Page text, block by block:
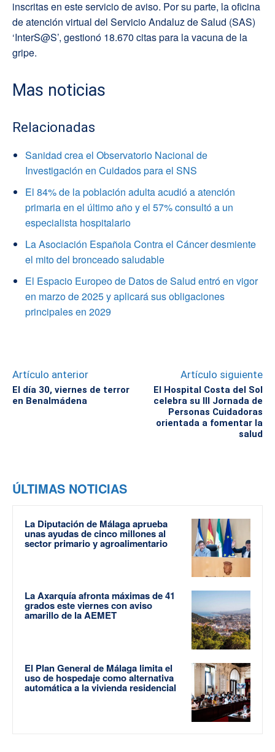
inscritas en este servicio de aviso. Por su parte, la oficina
de atención virtual del Servicio Andaluz de Salud (SAS)
‘InterS@S’, gestionó 18.670 citas para la vacuna de la
gripe.
Mas noticias
Relacionadas
Sanidad crea el Observatorio Nacional de
Investigación en Cuidados para el SNS
El 84% de la población adulta acudió a atención
primaria en el último año y el 57% consultó a un
especialista hospitalario
La Asociación Española Contra el Cáncer desmiente
el mito del bronceado saludable
El Espacio Europeo de Datos de Salud entró en vigor
en marzo de 2025 y aplicará sus obligaciones
principales en 2029
Artículo anterior
El día 30, viernes de terror
en Benalmádena
Artículo siguiente
El Hospital Costa del Sol
celebra su III Jornada de
Personas Cuidadoras
orientada a fomentar la
salud
ÚLTIMAS NOTICIAS
La Diputación de Málaga aprueba
unas ayudas de cinco millones al
sector primario y agroalimentario
La Axarquía afronta máximas de 41
grados este viernes con aviso
amarillo de la AEMET
El Plan General de Málaga limita el
uso de hospedaje como alternativa
automática a la vivienda residencial